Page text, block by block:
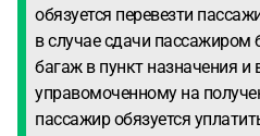
обязуется перевезти
в случае сдачи пассажиром
багаж в пункт назначения и
управомоченному на
пассажир обязуется